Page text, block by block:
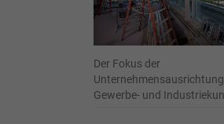
Der Fokus der
Gewerbe- und